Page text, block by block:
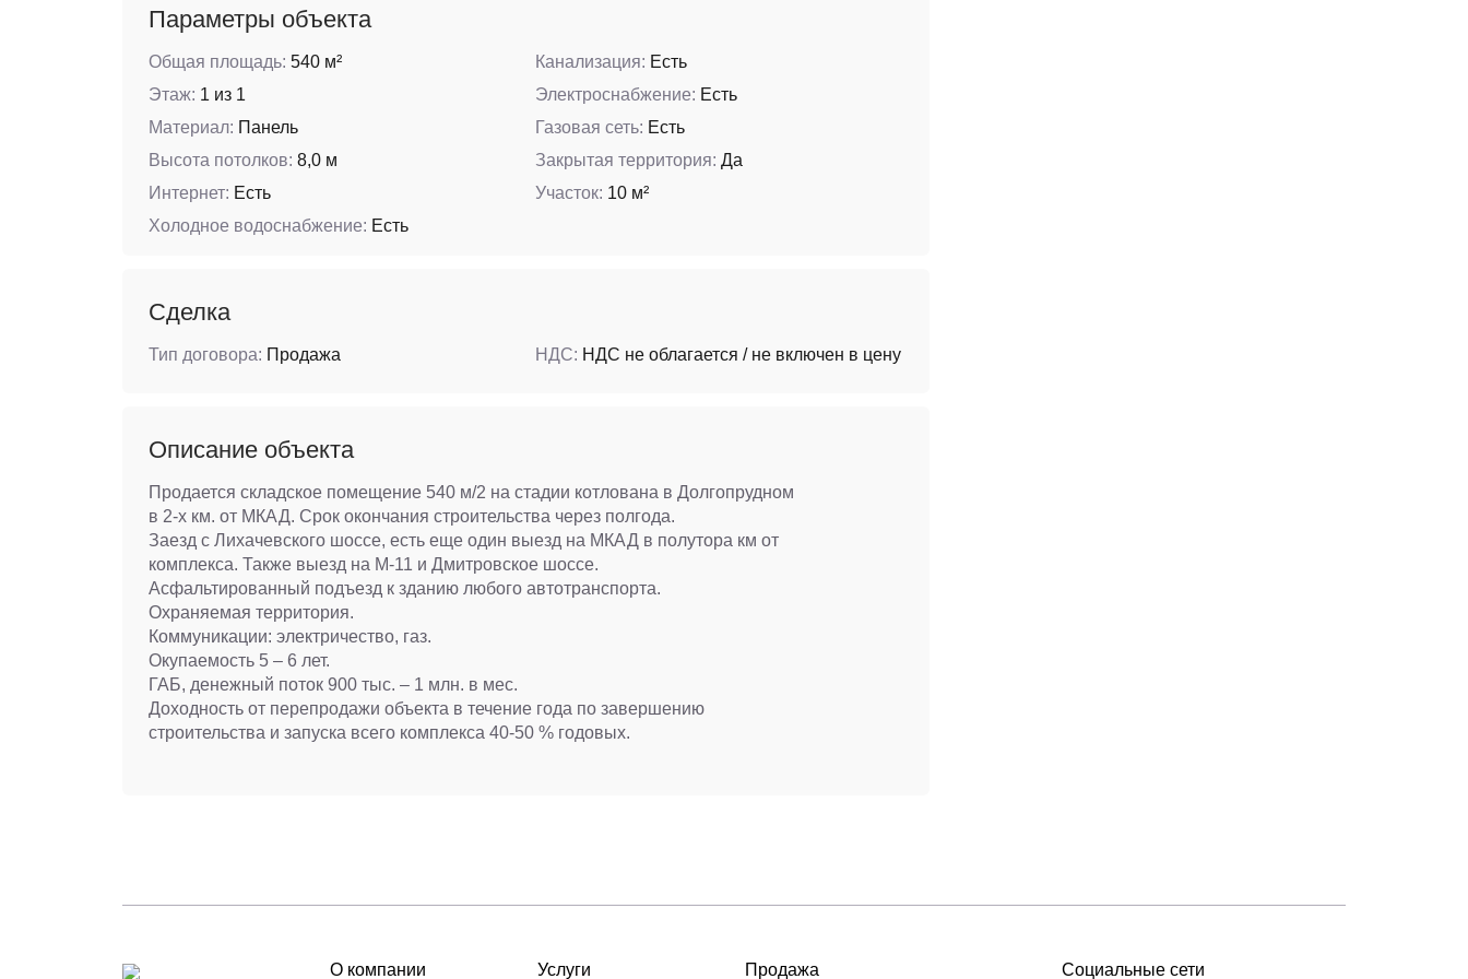
Параметры объекта
Общая площадь: 540 м²
Этаж: 1 из 1
Материал: Панель
Высота потолков: 8,0 м
Интернет: Есть
Холодное водоснабжение: Есть
Канализация: Есть
Электроснабжение: Есть
Газовая сеть: Есть
Закрытая территория: Да
Участок: 10 м²
Сделка
Тип договора: Продажа НДС: НДС не облагается / не включен в цену
Описание объекта
Продается складское помещение 540 м/2 на стадии котлована в Долгопрудном
в 2-х км. от МКАД. Срок окончания строительства через полгода.
Заезд с Лихачевского шоссе, есть еще один выезд на МКАД в полутора км от
комплекса. Также выезд на М-11 и Дмитровское шоссе.
Асфальтированный подъезд к зданию любого автотранспорта.
Охраняемая территория.
Коммуникации: электричество, газ.
Окупаемость 5 – 6 лет.
ГАБ, денежный поток 900 тыс. – 1 млн. в мес.
Доходность от перепродажи объекта в течение года по завершению
строительства и запуска всего комплекса 40-50 % годовых.
О компании Услуги Продажа Социальные сети